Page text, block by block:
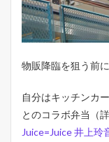
物販降臨を狙う前
自分はキッチンカ
とのコラボ弁当（
Juice=Juice 井上